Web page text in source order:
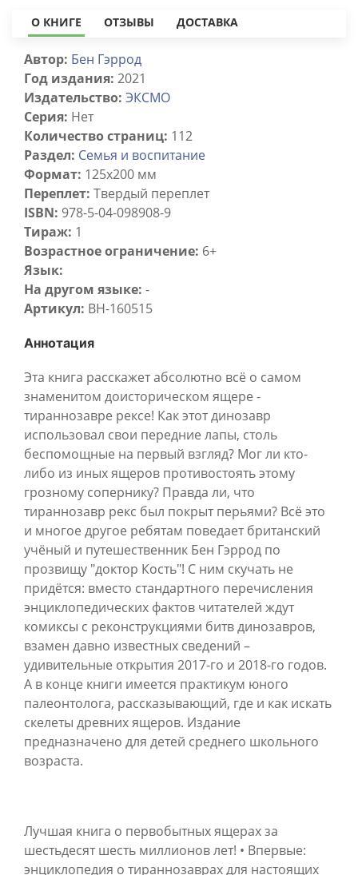
О КНИГЕ ОТЗЫВЫ ДОСТАВКА
Автор: Бен Гэррод
Год издания: 2021
Издательство: ЭКСМО
Серия: Нет
Количество страниц: 112
Раздел: Семья и воспитание
Формат: 125x200 мм
Переплет: Твердый переплет
ISBN: 978-5-04-098908-9
Тираж: 1
Возрастное ограничение: 6+
Язык:
На другом языке: -
Артикул: BH-160515
Аннотация
Эта книга расскажет абсолютно всё о самом
знаменитом доисторическом ящере -
тираннозавре рексе! Как этот динозавр
использовал свои передние лапы, столь
беспомощные на первый взгляд? Мог ли кто-
либо из иных ящеров противостоять этому
грозному сопернику? Правда ли, что
тираннозавр рекс был покрыт перьями? Всё это
и многое другое ребятам поведает британский
учёный и путешественник Бен Гэррод по
прозвищу "доктор Кость"! С ним скучать не
придётся: вместо стандартного перечисления
энциклопедических фактов читателей ждут
комиксы с реконструкциями битв динозавров,
взамен давно известных сведений –
удивительные открытия 2017-го и 2018-го годов.
А в конце книги имеется практикум юного
палеонтолога, рассказывающий, где и как искать
скелеты древних ящеров. Издание
предназначено для детей среднего школьного
возраста.
Лучшая книга о первобытных ящерах за
шестьдесят шесть миллионов лет! • Впервые:
энциклопедия о тираннозаврах для настоящих